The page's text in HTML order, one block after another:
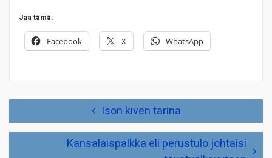
Jaa tämä:
Facebook X WhatsApp
Ison kiven tarina
Kansalaispalkka eli perustulo johtaisi